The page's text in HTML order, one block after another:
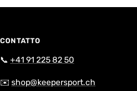
CONTATTO
📞 +41 91 225 82 50
✉️ shop@keepersport.ch